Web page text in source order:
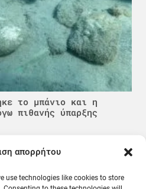
απορρήτου
use technologies like cookies to store
το μπάνιο και η
πιθανής ύπαρξης